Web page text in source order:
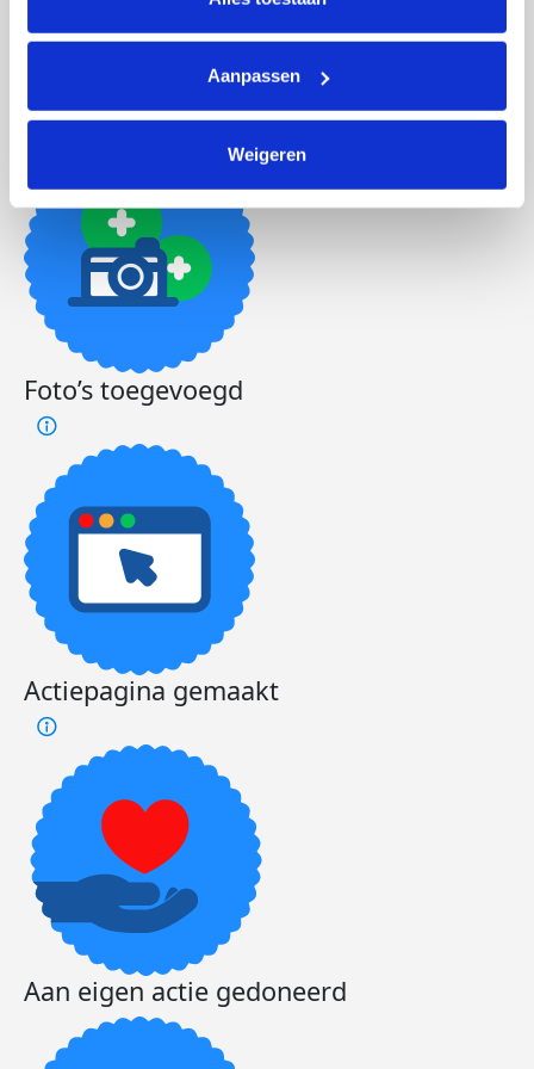
Aanpassen
Weigeren
Badges
Foto’s toegevoegd
Actiepagina gemaakt
Aan eigen actie gedoneerd